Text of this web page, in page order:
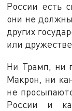
России есть
они не
других
или
Ни Трамп, ни
Макрон, ни
не
России и